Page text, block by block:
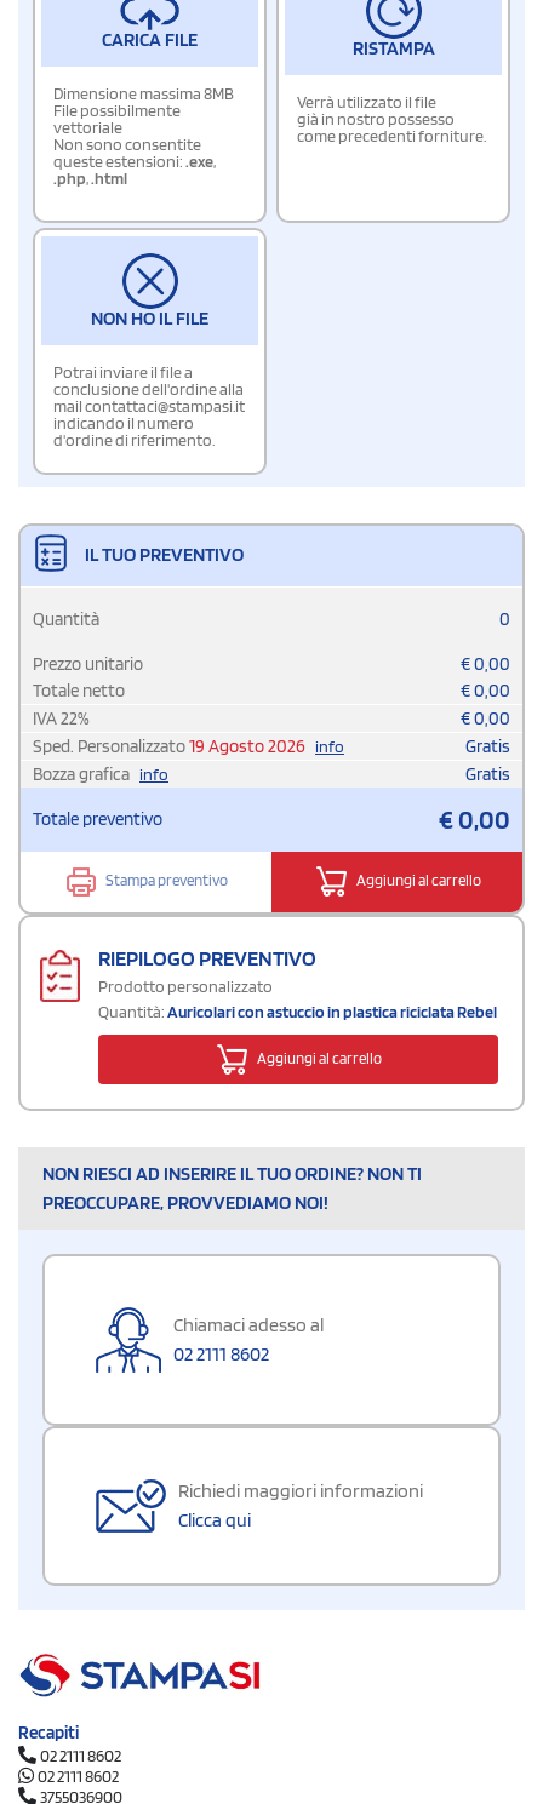
CARICA FILE
Dimensione massima 8MB
File possibilmente
vettoriale
Non sono consentite
queste estensioni:.exe,
.php,.html
RISTAMPA
Verrà utilizzato il file
già in nostro possesso
come precedenti forniture.
NON HO IL FILE
Potrai inviare il file a
conclusione dell'ordine alla
mail contattaci@stampasi.it
indicando il numero
d'ordine di riferimento.
IL TUO PREVENTIVO
Quantità 0
Prezzo unitario €0,00
Totale netto
€0,00
IVA22% €0,00
Sped. Personalizzato19 Agosto 2026 info
Gratis
Bozza grafica info Gratis
Totale preventivo €0,00
Stampa preventivo Aggiungi al carrello
RIEPILOGO PREVENTIVO
Prodotto personalizzato
Quantità:Auricolari con astuccio in plastica riciclata Rebel
Aggiungi al carrello
NON RIESCI AD INSERIRE IL TUO ORDINE? NON TI
PREOCCUPARE, PROVVEDIAMO NOI!
Chiamaci adesso al
02 2111 8602
Richiedi maggiori informazioni
Clicca qui
Recapiti
02 2111 8602
02 2111 8602
3755036900